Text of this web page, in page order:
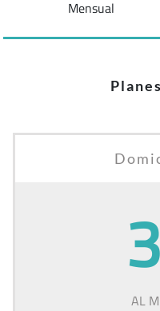
Mensual
Planes
AL